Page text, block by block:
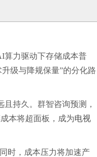
算力驱动下存储成本普
级与降规保量”的分化路
持久。群智咨询预测，
本将超面板，成为电视
时，成本压力将加速产